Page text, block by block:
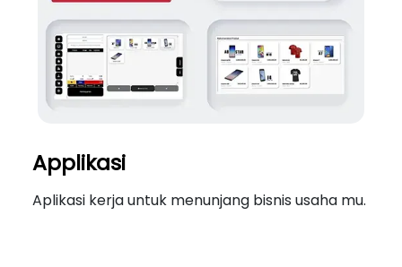
Applikasi
Aplikasi kerja untuk menunjang bisnis usaha mu.